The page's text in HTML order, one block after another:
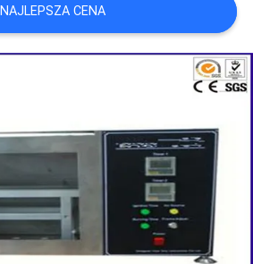
NAJLEPSZA CENA